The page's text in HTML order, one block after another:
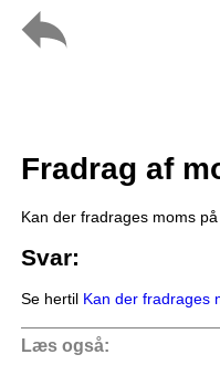
Fradrag af
Kan der fradrages moms
Svar:
Se hertil Kan der fradrages
Læs også: